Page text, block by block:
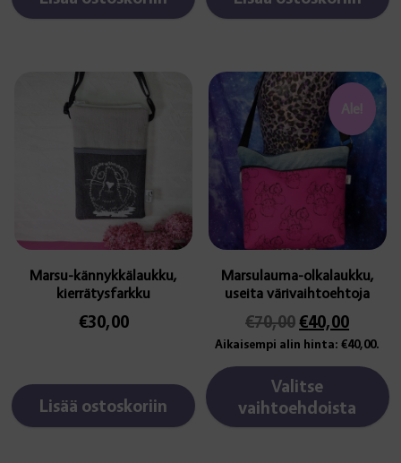
Marsu-kännykkälaukku,
kierrätysfarkku
€30,00
Lisää ostoskoriin
Ale!
Marsulauma-olkalaukku,
useita värivaihtoehtoja
€70,00Alkuperäinen
hinta
oli:
€70,00.
€40,00
hinta
on:
Aikaisempi alin hinta:€40,00.
Valitse
vaihtoehdoista
Tällä
tuotteella
on
useampi
muunnelma.
Voit
tehdä
valinnat
tuotteen
sivulla.